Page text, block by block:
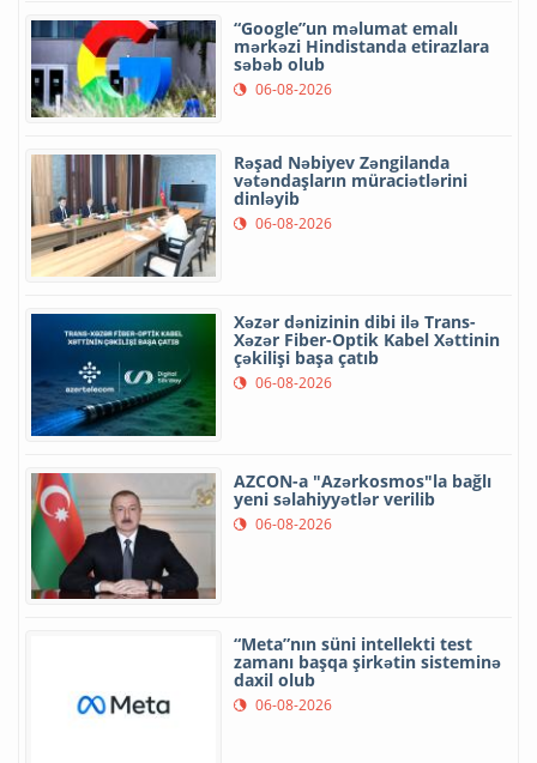
“Google”un məlumat emalı
mərkəzi Hindistanda etirazlara
səbəb olub
06-08-2026
Rəşad Nəbiyev Zəngilanda
vətəndaşların müraciətlərini
dinləyib
06-08-2026
Xəzər dənizinin dibi ilə Trans-
Xəzər Fiber-Optik Kabel Xəttinin
çəkilişi başa çatıb
06-08-2026
AZCON-a "Azərkosmos"la bağlı
yeni səlahiyyətlər verilib
06-08-2026
“Meta”nın süni intellekti test
zamanı başqa şirkətin sisteminə
daxil olub
06-08-2026